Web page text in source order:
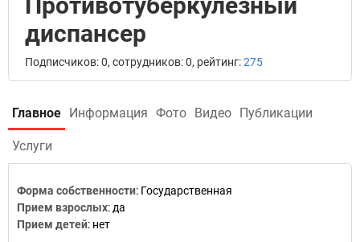
диспансер
Подписчиков: 0, сотрудников: 0, рейтинг:275
Главное Информация Фото Видео Публикации
Услуги
Форма собственности: Государственная
Прием взрослых: да
Прием детей: нет